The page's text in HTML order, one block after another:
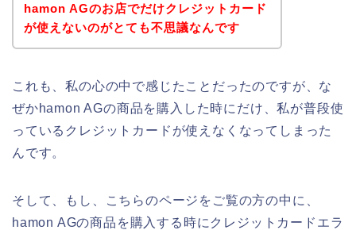
hamon AGのお店でだけクレジットカード
が使えないのがとても不思議なんです
これも、私の心の中で感じたことだったのですが、な
ぜかhamon AGの商品を購入した時にだけ、私が普段使
っているクレジットカードが使えなくなってしまった
んです。
そして、もし、こちらのページをご覧の方の中に、
hamon AGの商品を購入する時にクレジットカードエラ